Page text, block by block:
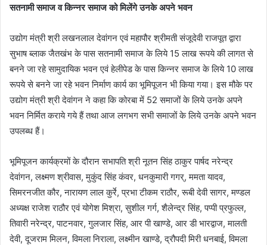
सतनामी समाज व किन्नर समाज को मिलेंगे उनके अपने भवन
उद्योग मंत्री श्री लखनलाल देवांगन एवं महापौर श्रीमती संजूदेवी राजपूत द्वारा
सुभाष ब्लाक जैतखंभ के पास सतनामी समाज के लिये 15 लाख रूपये की लागत से
बनने जा रहे सामुदायिक भवन एवं हेलीपेड के पास किन्नर समाज के लिये 10 लाख
रूपये से बनने जा रहे भवन निर्माण कार्य का भूमिपूजन भी किया गया। इस मौके पर
उद्योग मंत्री श्री देवांगन ने कहा कि कोरबा में 52 समाजों के लिये उनके अपने
भवन निर्मित कराये गये हैं तथा आज लगभग सभी समाजों के लिये उनके अपने भवन
उपलब्ध हैं।
भूमिपूजन कार्यक्रमों के दौरान सभापति श्री नूतन सिंह ठाकुर पार्षद नरेन्द्र
देवांगन, लक्ष्मण श्रीवास, मुकुंद सिंह कंवर, धनकुमारी गगर्, ममता यादव,
सिमरनजीत कौर, नारायण लाल कुर्रे, प्रभा टीकम राठौर, रूबी देवी सागर, मण्डल
अध्यक्ष राजेश राठौर एवं योगेश मिश्रा, सुशील गर्ग, शैलेन्द्र सिंह, पप्पी प्रफुल्ल,
तिवारी नरेन्द्र, पाटनवार, गुलजार सिंह, आर पी खाण्डे, आर डी भारद्वाज, मालती
देवी, दूजराम मिलन, विमला निराला, लक्ष्मीन खाण्डे, द्रौपदी मिरी धनबाई, विमला